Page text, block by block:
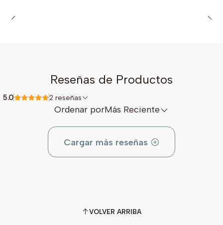
Reseñas de Productos
5.0 2 reseñas
Ordenar porMás Reciente
Cargar más reseñas
VOLVER ARRIBA